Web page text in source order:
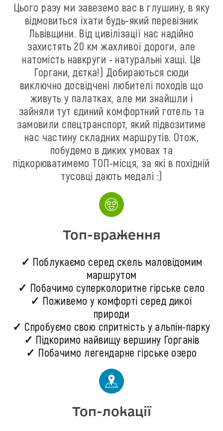
Цього разу ми завеземо вас в глушину, в яку
відмовиться їхати будь-який перевізник
Львівщини. Від цивілізації нас надійно
захистять 20 км жахливої дороги, але
натомість навкруги - натуральні хащі. Це
Горгани, дєтка!) Добираються сюди
виключно досвідчені любителі походів що
живуть у палатках, але ми знайшли і
зайняли тут єдиний комфортний готель та
замовили спецтранспорт, який підвозитиме
нас частину складних маршрутів. Отож,
побудемо в диких умовах та
підкорюватимемо ТОП-місця, за які в похідній
тусовці дають медалі :)
Топ-враження
✓ Поблукаємо серед скель маловідомим
маршрутом
✓ Побачимо суперколоритне гірське село
✓ Поживемо у комфорті серед дикої
природи
✓ Спробуємо свою спритність у альпін-парку
✓ Підкоримо найвищу вершину Горганів
✓ Побачимо легендарне гірське озеро
Топ-локації